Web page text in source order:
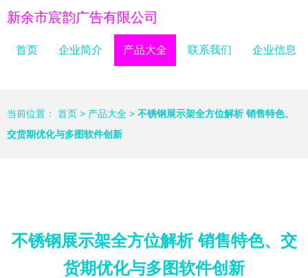
新余市宸韵广告有限公司
首页 企业简介 产品大全 联系我们 企业信息
当前位置： 首页 > 产品大全 > 不锈钢展示架全方位解析 销售特色、
交货期优化与多图软件创新
不锈钢展示架全方位解析 销售特色、交
货期优化与多图软件创新